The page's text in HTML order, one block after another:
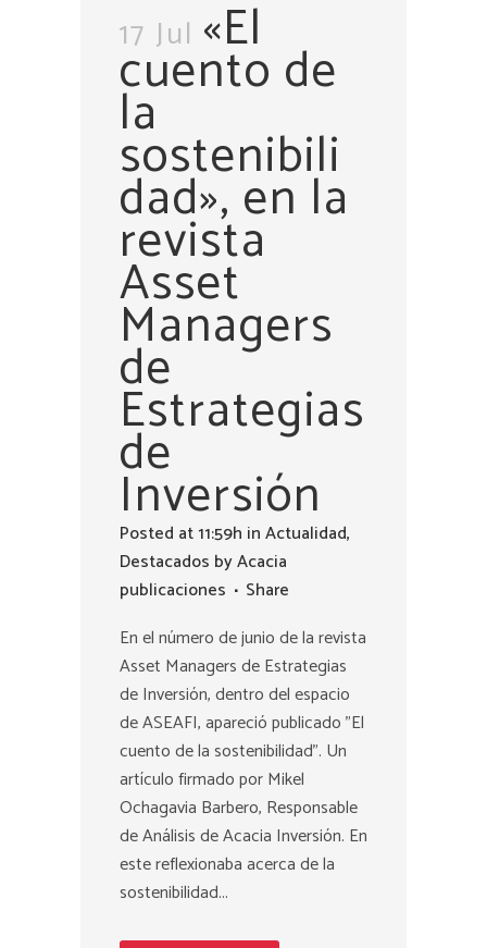
17 Jul «El
cuento de
la
sostenibili
dad», en la
revista
Asset
Managers
de
Estrategias
de
Inversión
Posted at 11:59h inActualidad,
Destacados byAcacia
publicaciones
Share
En el número de junio de la revista
Asset Managers de Estrategias
de Inversión, dentro del espacio
de ASEAFI, apareció publicado "El
cuento de la sostenibilidad". Un
artículo firmado por Mikel
Ochagavia Barbero, Responsable
de Análisis de Acacia Inversión. En
este reflexionaba acerca de la
sostenibilidad...